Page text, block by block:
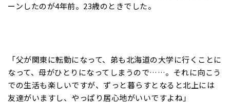
ーンしたのが4年前。23歳のときでした。
「父が関東に転勤になって、弟も北海道の大学に行くことに
なって、母がひとりになってしまうので……。それに向こう
での生活も楽しいですが、ずっと暮らすとなると北上には
友達がいますし、やっぱり居心地がいいですよね」